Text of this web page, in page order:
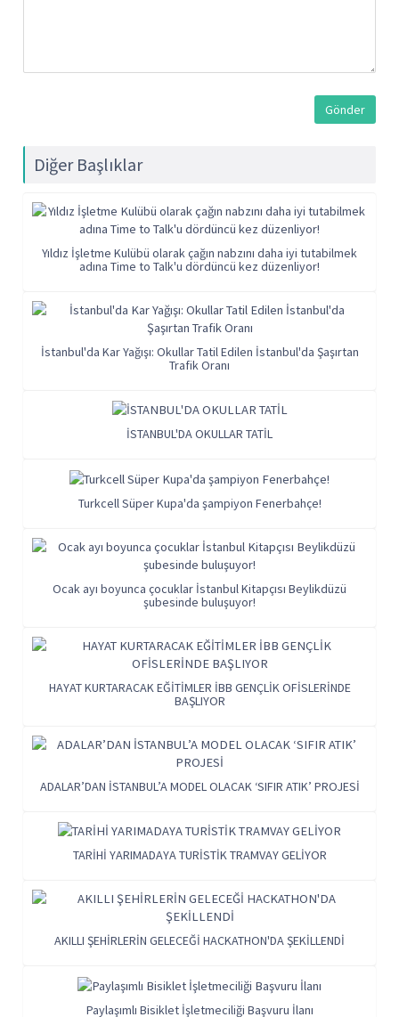
Diğer Başlıklar
Yıldız İşletme Kulübü olarak çağın nabzını daha iyi tutabilmek
adına Time to Talk'u dördüncü kez düzenliyor!
İstanbul'da Kar Yağışı: Okullar Tatil Edilen İstanbul'da Şaşırtan
Trafik Oranı
İSTANBUL'DA OKULLAR TATİL
Turkcell Süper Kupa'da şampiyon Fenerbahçe!
Ocak ayı boyunca çocuklar İstanbul Kitapçısı Beylikdüzü
şubesinde buluşuyor!
HAYAT KURTARACAK EĞİTİMLER İBB GENÇLİK OFİSLERİNDE
BAŞLIYOR
ADALAR’DAN İSTANBUL’A MODEL OLACAK ‘SIFIR ATIK’ PROJESİ
TARİHİ YARIMADAYA TURİSTİK TRAMVAY GELİYOR
AKILLI ŞEHİRLERİN GELECEĞİ HACKATHON'DA ŞEKİLLENDİ
Paylaşımlı Bisiklet İşletmeciliği Başvuru İlanı